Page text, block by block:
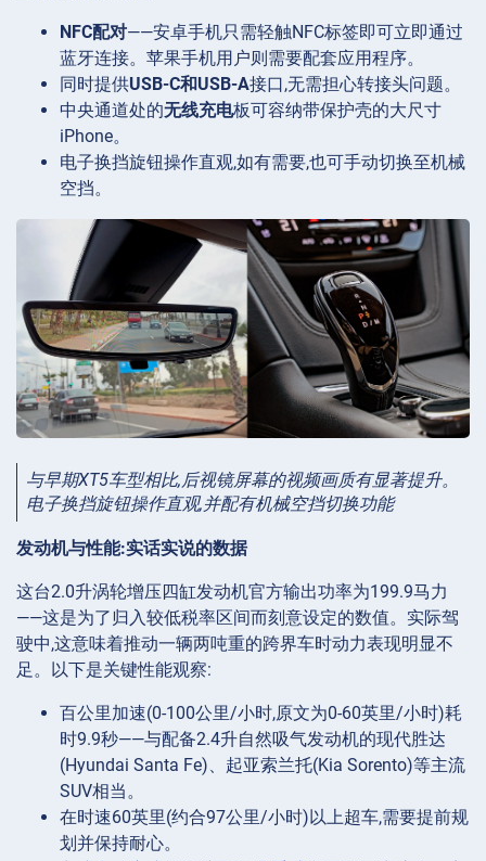
NFC配对——安卓手机只需轻触NFC标签即可立即通过
蓝牙连接。苹果手机用户则需要配套应用程序。
同时提供USB-C和USB-A接口,无需担心转接头问题。
中央通道处的无线充电板可容纳带保护壳的大尺寸
iPhone。
电子换挡旋钮操作直观,如有需要,也可手动切换至机械
空挡。
与早期XT5车型相比,后视镜屏幕的视频画质有显著提升。
电子换挡旋钮操作直观,并配有机械空挡切换功能
发动机与性能:实话实说的数据
这台2.0升涡轮增压四缸发动机官方输出功率为199.9马力
——这是为了归入较低税率区间而刻意设定的数值。实际驾
驶中,这意味着推动一辆两吨重的跨界车时动力表现明显不
足。以下是关键性能观察:
百公里加速(0-100公里/小时,原文为0-60英里/小时)耗
时9.9秒——与配备2.4升自然吸气发动机的现代胜达
(Hyundai Santa Fe)、起亚索兰托(Kia Sorento)等主流
SUV相当。
在时速60英里(约合97公里/小时)以上超车,需要提前规
划并保持耐心。